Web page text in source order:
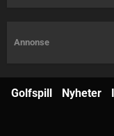
Annonse
Golfspill Nyheter